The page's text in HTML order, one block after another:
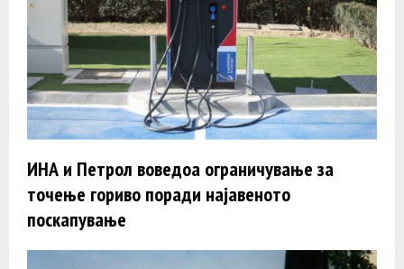
ИНА и Петрол воведоа ограничување за
точење гориво поради најавеното
поскапување